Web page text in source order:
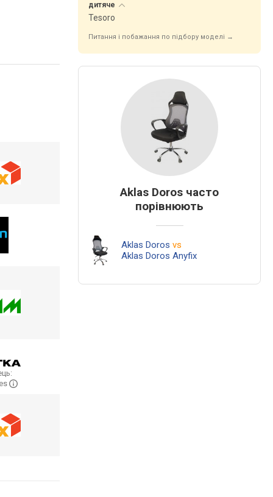
дитяче
Tesoro
Питання і побажання по підбору моделі →
Aklas Doros часто
порівнюють
Aklas Doros vs
Aklas Doros Anyfix